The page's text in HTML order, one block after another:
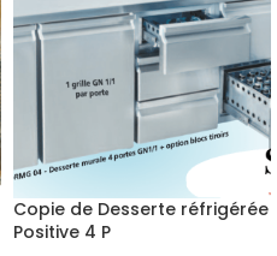
Copie de Desserte réfrigérée
Positive 4 P